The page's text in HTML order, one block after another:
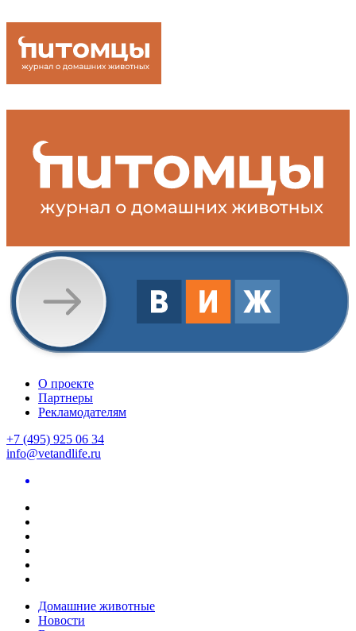
О проекте
Партнеры
Рекламодателям
+7 (495) 925 06 34
info@vetandlife.ru
Домашние животные
Новости